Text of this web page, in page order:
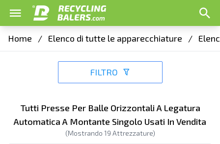
Home / Elenco di tutte le apparecchiature /
FILTRO
Tutti Presse Per Balle Orizzontali A Legatura
Automatica A Montante Singolo Usati In Vendita
(Mostrando 19 Attrezzature)